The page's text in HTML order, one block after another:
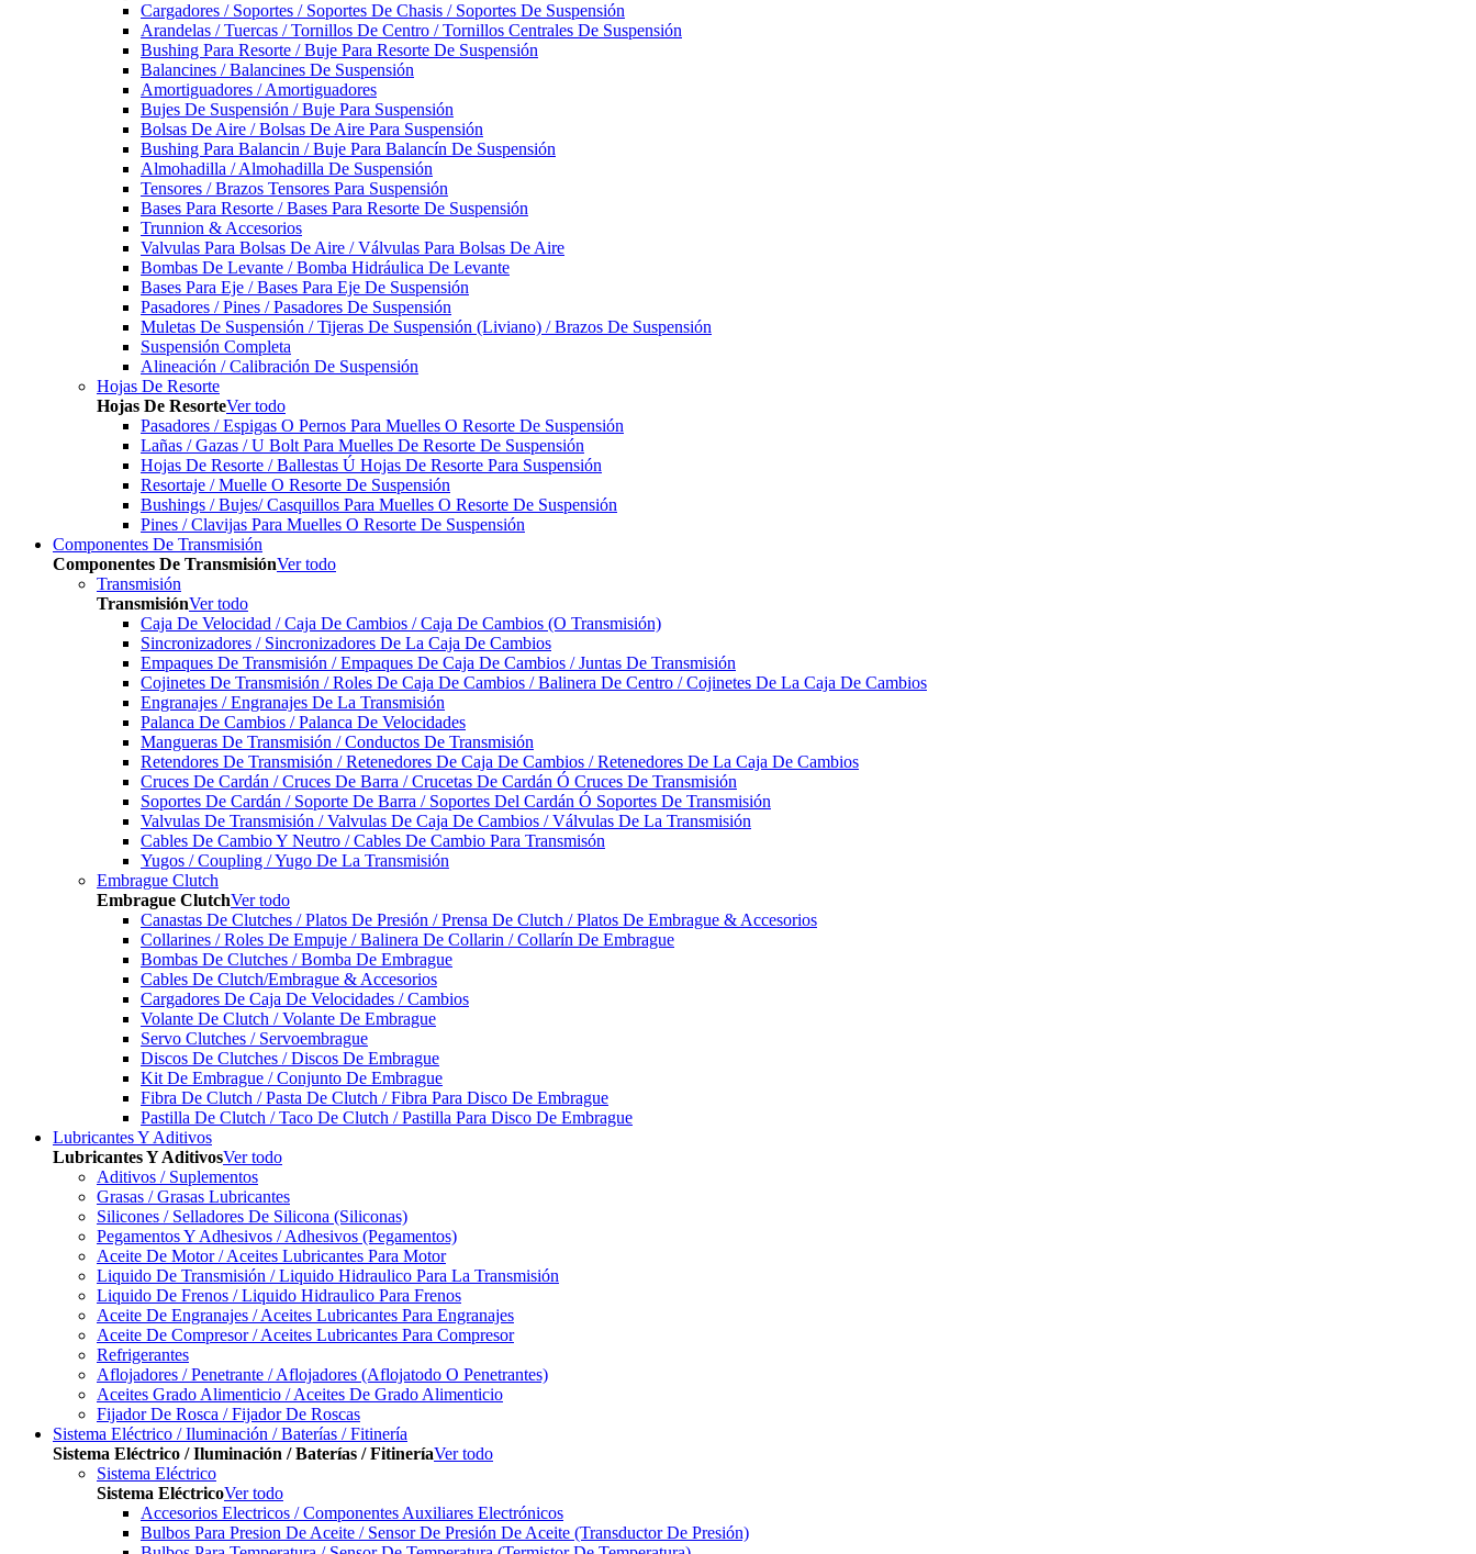
Cargadores / Soportes / Soportes De Chasis / Soportes De Suspensión
Arandelas / Tuercas / Tornillos De Centro / Tornillos Centrales De Suspensión
Bushing Para Resorte / Buje Para Resorte De Suspensión
Balancines / Balancines De Suspensión
Amortiguadores / Amortiguadores
Bujes De Suspensión / Buje Para Suspensión
Bolsas De Aire / Bolsas De Aire Para Suspensión
Bushing Para Balancin / Buje Para Balancín De Suspensión
Almohadilla / Almohadilla De Suspensión
Tensores / Brazos Tensores Para Suspensión
Bases Para Resorte / Bases Para Resorte De Suspensión
Trunnion & Accesorios
Valvulas Para Bolsas De Aire / Válvulas Para Bolsas De Aire
Bombas De Levante / Bomba Hidráulica De Levante
Bases Para Eje / Bases Para Eje De Suspensión
Pasadores / Pines / Pasadores De Suspensión
Muletas De Suspensión / Tijeras De Suspensión (Liviano) / Brazos De Suspensión
Suspensión Completa
Alineación / Calibración De Suspensión
Hojas De Resorte
Hojas De ResorteVer todo
Pasadores / Espigas O Pernos Para Muelles O Resorte De Suspensión
Lañas / Gazas / U Bolt Para Muelles De Resorte De Suspensión
Hojas De Resorte / Ballestas Ú Hojas De Resorte Para Suspensión
Resortaje / Muelle O Resorte De Suspensión
Bushings / Bujes/ Casquillos Para Muelles O Resorte De Suspensión
Pines / Clavijas Para Muelles O Resorte De Suspensión
Componentes De Transmisión
Componentes De TransmisiónVer todo
Transmisión
TransmisiónVer todo
Caja De Velocidad / Caja De Cambios / Caja De Cambios (O Transmisión)
Sincronizadores / Sincronizadores De La Caja De Cambios
Empaques De Transmisión / Empaques De Caja De Cambios / Juntas De Transmisión
Cojinetes De Transmisión / Roles De Caja De Cambios / Balinera De Centro / Cojinetes De La Caja De Cambios
Engranajes / Engranajes De La Transmisión
Palanca De Cambios / Palanca De Velocidades
Mangueras De Transmisión / Conductos De Transmisión
Retendores De Transmisión / Retenedores De Caja De Cambios / Retenedores De La Caja De Cambios
Cruces De Cardán / Cruces De Barra / Crucetas De Cardán Ó Cruces De Transmisión
Soportes De Cardán / Soporte De Barra / Soportes Del Cardán Ó Soportes De Transmisión
Valvulas De Transmisión / Valvulas De Caja De Cambios / Válvulas De La Transmisión
Cables De Cambio Y Neutro / Cables De Cambio Para Transmisón
Yugos / Coupling / Yugo De La Transmisión
Embrague Clutch
Embrague ClutchVer todo
Canastas De Clutches / Platos De Presión / Prensa De Clutch / Platos De Embrague & Accesorios
Collarines / Roles De Empuje / Balinera De Collarin / Collarín De Embrague
Bombas De Clutches / Bomba De Embrague
Cables De Clutch/Embrague & Accesorios
Cargadores De Caja De Velocidades / Cambios
Volante De Clutch / Volante De Embrague
Servo Clutches / Servoembrague
Discos De Clutches / Discos De Embrague
Kit De Embrague / Conjunto De Embrague
Fibra De Clutch / Pasta De Clutch / Fibra Para Disco De Embrague
Pastilla De Clutch / Taco De Clutch / Pastilla Para Disco De Embrague
Lubricantes Y Aditivos
Lubricantes Y AditivosVer todo
Aditivos / Suplementos
Grasas / Grasas Lubricantes
Silicones / Selladores De Silicona (Siliconas)
Pegamentos Y Adhesivos / Adhesivos (Pegamentos)
Aceite De Motor / Aceites Lubricantes Para Motor
Liquido De Transmisión / Liquido Hidraulico Para La Transmisión
Liquido De Frenos / Liquido Hidraulico Para Frenos
Aceite De Engranajes / Aceites Lubricantes Para Engranajes
Aceite De Compresor / Aceites Lubricantes Para Compresor
Refrigerantes
Aflojadores / Penetrante / Aflojadores (Aflojatodo O Penetrantes)
Aceites Grado Alimenticio / Aceites De Grado Alimenticio
Fijador De Rosca / Fijador De Roscas
Sistema Eléctrico / Iluminación / Baterías / Fitinería
Sistema Eléctrico / Iluminación / Baterías / FitineríaVer todo
Sistema Eléctrico
Sistema EléctricoVer todo
Accesorios Electricos / Componentes Auxiliares Electrónicos
Bulbos Para Presion De Aceite / Sensor De Presión De Aceite (Transductor De Presión)